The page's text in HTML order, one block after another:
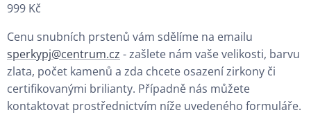
999 Kč
Cenu snubních prstenů vám sdělíme na emailu
sperkypj@centrum.cz - zašlete nám vaše velikosti, barvu
zlata, počet kamenů a zda chcete osazení zirkony či
certifikovanými brilianty. Případně nás můžete
kontaktovat prostřednictvím níže uvedeného formuláře.